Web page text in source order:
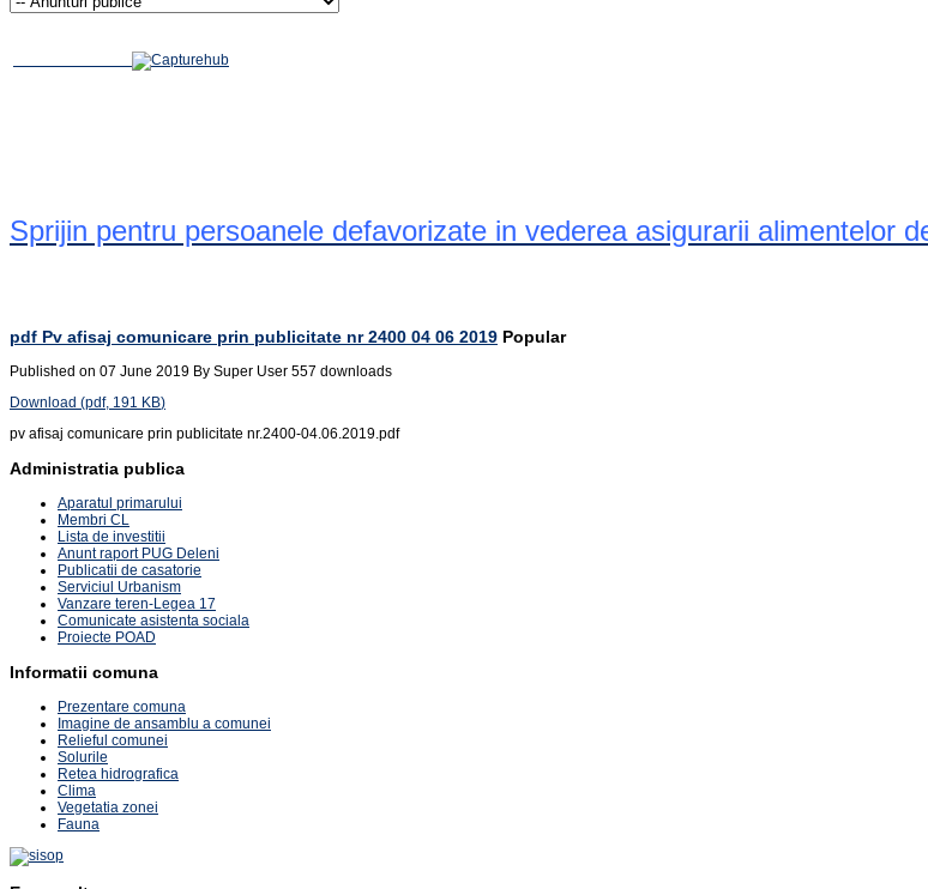
Sprijin pentru persoanele defavorizate in vederea asigurarii alimentelor
pdf Pv afisaj comunicare prin publicitate nr 2400 04 06 2019 Popular
Published on 07 June 2019 By Super User 557 downloads
Download (pdf, 191 KB)
pv afisaj comunicare prin publicitate nr.2400-04.06.2019.pdf
Administratia publica
Aparatul primarului
Membri CL
Lista de investitii
Anunt raport PUG Deleni
Publicatii de casatorie
Serviciul Urbanism
Vanzare teren-Legea 17
Comunicate asistenta sociala
Proiecte POAD
Informatii comuna
Prezentare comuna
Imagine de ansamblu a comunei
Relieful comunei
Solurile
Retea hidrografica
Clima
Vegetatia zonei
Fauna